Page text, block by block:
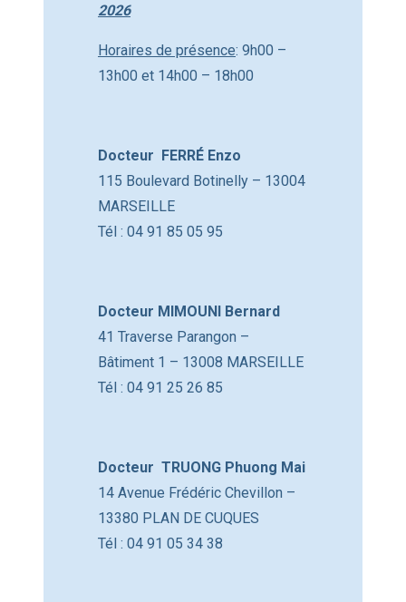
2026
Horaires de présence: 9h00 –
13h00 et 14h00 – 18h00
Docteur FERRÉ Enzo
115 Boulevard Botinelly – 13004
MARSEILLE
Tél : 04 91 85 05 95
Docteur MIMOUNI Bernard
41 Traverse Parangon –
Bâtiment 1 – 13008 MARSEILLE
Tél : 04 91 25 26 85
Docteur TRUONG Phuong Mai
14 Avenue Frédéric Chevillon –
13380 PLAN DE CUQUES
Tél : 04 91 05 34 38